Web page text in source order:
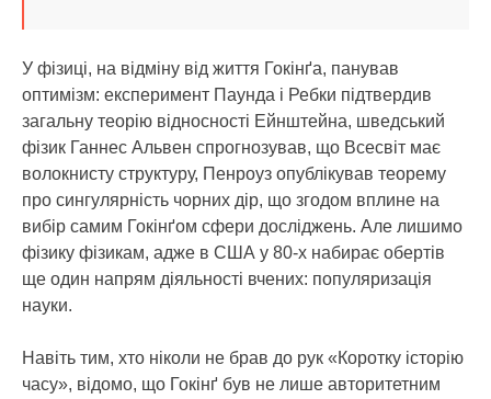
У фізиці, на відміну від життя Гокінґа, панував
оптимізм: експеримент Паунда і Ребки підтвердив
загальну теорію відносності Ейнштейна, шведський
фізик Ганнес Альвен спрогнозував, що Всесвіт має
волокнисту структуру, Пенроуз опублікував теорему
про сингулярність чорних дір, що згодом вплине на
вибір самим Гокінґом сфери досліджень. Але лишимо
фізику фізикам, адже в США у 80-х набирає обертів
ще один напрям діяльності вчених: популяризація
науки.
Навіть тим, хто ніколи не брав до рук «Коротку історію
часу», відомо, що Гокінґ був не лише авторитетним